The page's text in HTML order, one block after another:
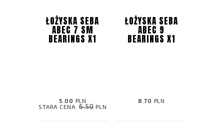
ŁOŻYSKA SEBA
ABEC 7 SM
BEARINGS X1
5.00 PLN
STARA CENA:6.50PLN
ŁOŻYSKA SEBA
ABEC 9
BEARINGS X1
8.70 PLN